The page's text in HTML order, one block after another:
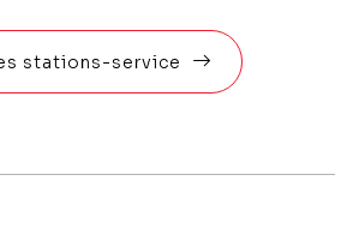
stations-service